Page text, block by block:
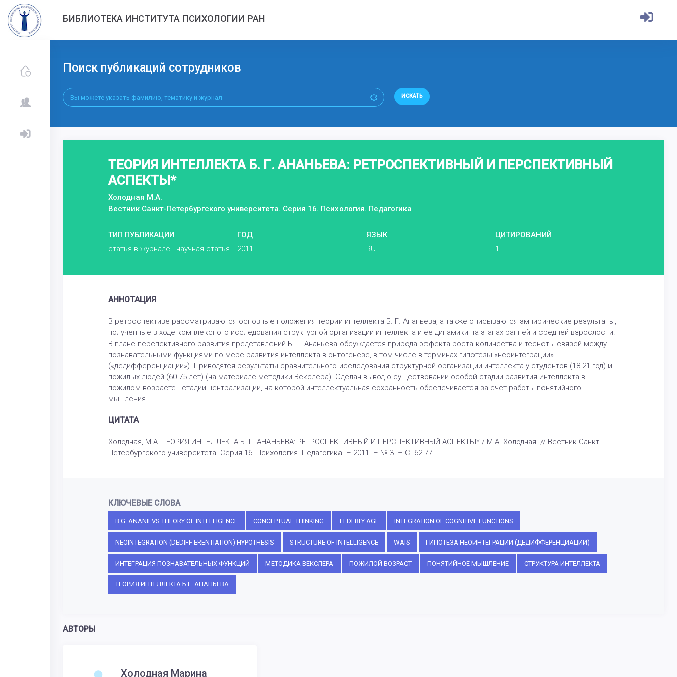
БИБЛИОТЕКА ИНСТИТУТА ПСИХОЛОГИИ РАН
Поиск публикаций сотрудников
ИСКАТЬ
ТЕОРИЯ ИНТЕЛЛЕКТА Б. Г. АНАНЬЕВА: РЕТРОСПЕКТИВНЫЙ И ПЕРСПЕКТИВНЫЙ
АСПЕКТЫ*
Холодная М.А.
Вестник Санкт-Петербургского университета. Серия 16. Психология. Педагогика
ТИП ПУБЛИКАЦИИ
статья в журнале - научная статья
ГОД
2011
ЯЗЫК
RU
ЦИТИРОВАНИЙ
1
АННОТАЦИЯ
В ретроспективе рассматриваются основные положения теории интеллекта Б. Г. Ананьева, а также описываются эмпирические результаты,
полученные в ходе комплексного исследования структурной организации интеллекта и ее динамики на этапах ранней и средней взрослости.
В плане перспективного развития представлений Б. Г. Ананьева обсуждается природа эффекта роста количества и тесноты связей между
познавательными функциями по мере развития интеллекта в онтогенезе, в том числе в терминах гипотезы «неоинтеграции»
(«дедифференциации»). Приводятся результаты сравнительного исследования структурной организации интеллекта у студентов (18-21 год) и
пожилых людей (60-75 лет) (на материале методики Векслера). Сделан вывод о существовании особой стадии развития интеллекта в
пожилом возрасте - стадии централизации, на которой интеллектуальная сохранность обеспечивается за счет работы понятийного
мышления.
ЦИТАТА
Холодная, М.А. ТЕОРИЯ ИНТЕЛЛЕКТА Б. Г. АНАНЬЕВА: РЕТРОСПЕКТИВНЫЙ И ПЕРСПЕКТИВНЫЙ АСПЕКТЫ* / М.А. Холодная. // Вестник Санкт-
Петербургского университета. Серия 16. Психология. Педагогика. – 2011. – № 3. – С. 62-77
КЛЮЧЕВЫЕ СЛОВА
B.G. ANANIEVS THEORY OF INTELLIGENCE CONCEPTUAL THINKING ELDERLY AGE INTEGRATION OF COGNITIVE FUNCTIONS
NEOINTEGRATION (DEDIFF ERENTIATION) HYPOTHESIS STRUCTURE OF INTELLIGENCE WAIS ГИПОТЕЗА НЕОИНТЕГРАЦИИ (ДЕДИФФЕРЕНЦИАЦИИ)
ИНТЕГРАЦИЯ ПОЗНАВАТЕЛЬНЫХ ФУНКЦИЙ МЕТОДИКА ВЕКСЛЕРА ПОЖИЛОЙ ВОЗРАСТ ПОНЯТИЙНОЕ МЫШЛЕНИЕ СТРУКТУРА ИНТЕЛЛЕКТА
ТЕОРИЯ ИНТЕЛЛЕКТА Б.Г. АНАНЬЕВА
АВТОРЫ
Холодная Марина